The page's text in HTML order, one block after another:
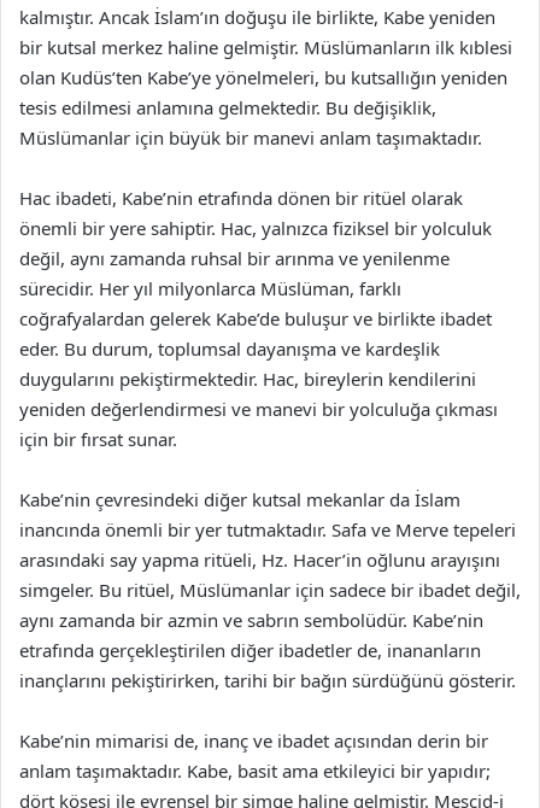
kalmıştır. Ancak İslam’ın doğuşu ile birlikte, Kabe yeniden
bir kutsal merkez haline gelmiştir. Müslümanların ilk kıblesi
olan Kudüs’ten Kabe’ye yönelmeleri, bu kutsallığın yeniden
tesis edilmesi anlamına gelmektedir. Bu değişiklik,
Müslümanlar için büyük bir manevi anlam taşımaktadır.
Hac ibadeti, Kabe’nin etrafında dönen bir ritüel olarak
önemli bir yere sahiptir. Hac, yalnızca fiziksel bir yolculuk
değil, aynı zamanda ruhsal bir arınma ve yenilenme
sürecidir. Her yıl milyonlarca Müslüman, farklı
coğrafyalardan gelerek Kabe’de buluşur ve birlikte ibadet
eder. Bu durum, toplumsal dayanışma ve kardeşlik
duygularını pekiştirmektedir. Hac, bireylerin kendilerini
yeniden değerlendirmesi ve manevi bir yolculuğa çıkması
için bir fırsat sunar.
Kabe’nin çevresindeki diğer kutsal mekanlar da İslam
inancında önemli bir yer tutmaktadır. Safa ve Merve tepeleri
arasındaki say yapma ritüeli, Hz. Hacer’in oğlunu arayışını
simgeler. Bu ritüel, Müslümanlar için sadece bir ibadet değil,
aynı zamanda bir azmin ve sabrın sembolüdür. Kabe’nin
etrafında gerçekleştirilen diğer ibadetler de, inananların
inançlarını pekiştirirken, tarihi bir bağın sürdüğünü gösterir.
Kabe’nin mimarisi de, inanç ve ibadet açısından derin bir
anlam taşımaktadır. Kabe, basit ama etkileyici bir yapıdır;
dört köşesi ile evrensel bir simge haline gelmiştir. Mescid-i